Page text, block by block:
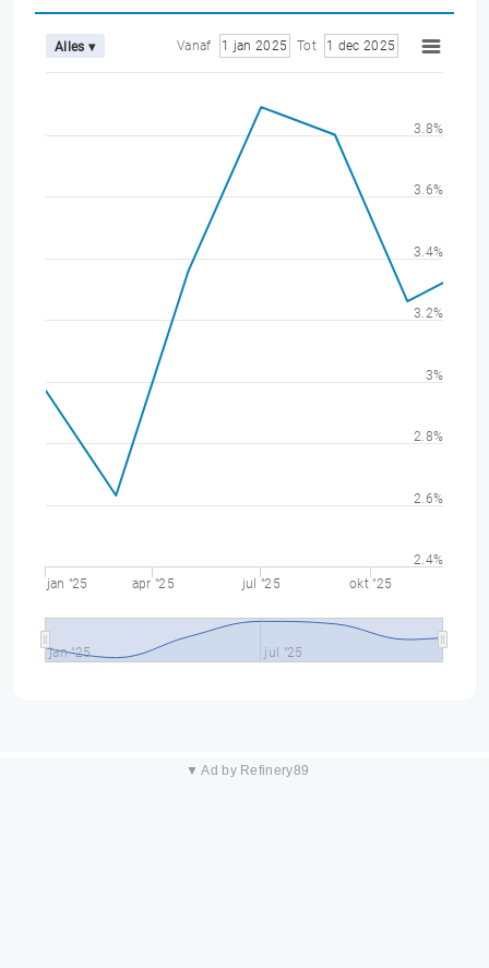
Alles ▾ Vanaf 1 jan 2025 Tot 1 dec 2025
jan "25 apr "25 jul "25 okt "25
jan "25 jul "25
2.4%
2.6%
2.8%
3%
3.2%
3.4%
3.6%
3.8%
▼ Ad by Refinery89